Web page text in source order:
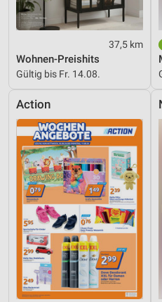
37,5 km
Wohnen-Preishits
Gültig bis Fr. 14.08.
Action